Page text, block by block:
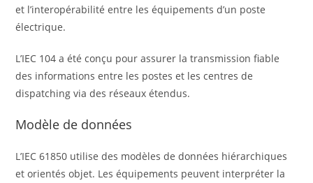
et l’interopérabilité entre les équipements d’un poste
électrique.
L’IEC 104 a été conçu pour assurer la transmission fiable
des informations entre les postes et les centres de
dispatching via des réseaux étendus.
Modèle de données
L’IEC 61850 utilise des modèles de données hiérarchiques
et orientés objet. Les équipements peuvent interpréter la